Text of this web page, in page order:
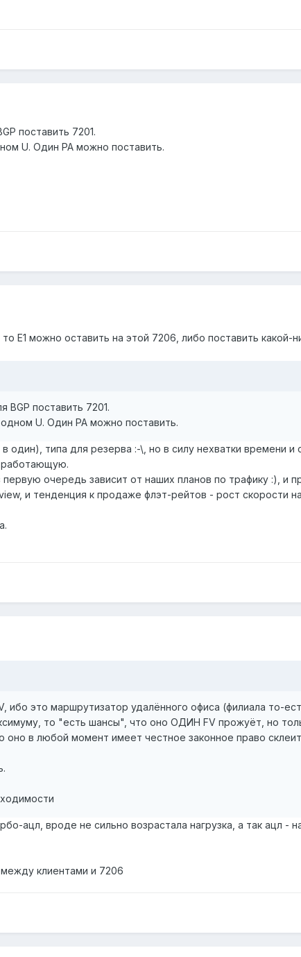
поставить 7201.
U. Один PA можно поставить.
Е1 можно оставить на этой 7206, либо поставить какой-
поставить 7201.
одном U. Один PA можно поставить.
типа для резерва :-\, но в силу нехватки времени и
работающую.
очередь зависит от наших планов по трафику :), и
и тенденция к продаже флэт-рейтов - рост скорости
ибо это маршрутизатор удалённого офиса (филиала то-
то "есть шансы", что оно ОДИН FV прожуёт, но
оно в любой момент имеет честное законное право
ацл, вроде не сильно возрастала нагрузка, а так ацл -
клиентами и 7206